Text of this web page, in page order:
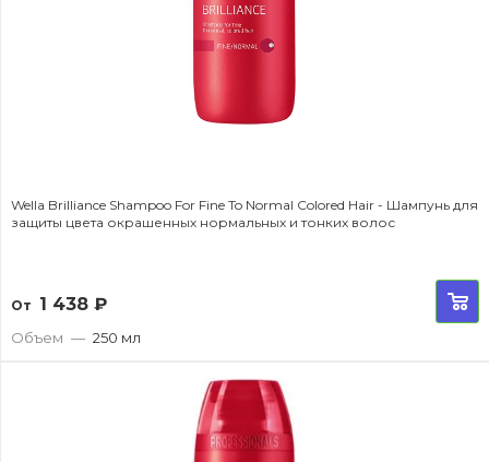
Wella Brilliance Shampoo For Fine To Normal Colored Hair - Шампунь для
защиты цвета окрашенных нормальных и тонких волос
От 1 438 ₽
Объем — 250 мл